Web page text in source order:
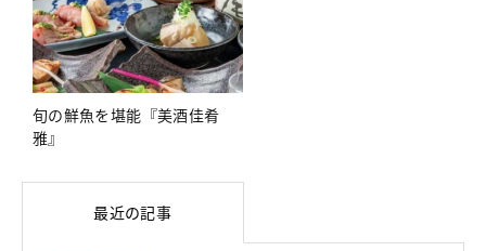
旬の鮮魚を堪能『美酒佳肴
雅』
最近の記事